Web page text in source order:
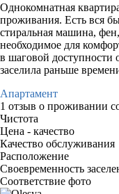
Однокомнатная
проживания. Есть вся
стиральная машина,
необходимое для
в шаговой доступности
заселила раньше
Апартамент
1 отзыв о проживании
Чистота
Цена - качество
Качество обслуживания
Расположение
Своевременность
Соответствие фото